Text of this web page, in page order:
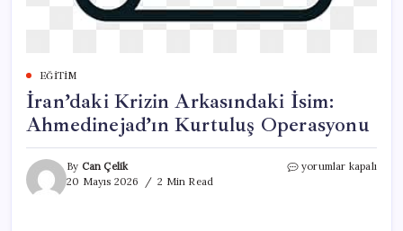
EĞITIM
İran’daki Krizin Arkasındaki İsim:
Ahmedinejad’ın Kurtuluş Operasyonu
By Can Çelik
20 Mayıs 2026
2 Min Read
İran’daki
yorumlar kapalı